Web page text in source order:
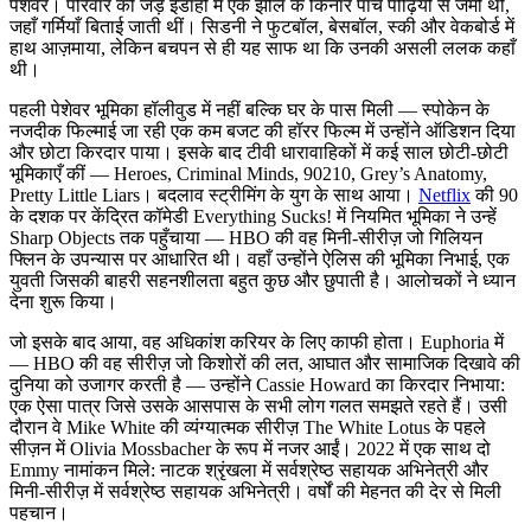
पेशेवर। परिवार की जड़ें इडाहो में एक झील के किनारे पाँच पीढ़ियों से जमी थीं,
जहाँ गर्मियाँ बिताई जाती थीं। सिडनी ने फुटबॉल, बेसबॉल, स्की और वेकबोर्ड में
हाथ आज़माया, लेकिन बचपन से ही यह साफ था कि उनकी असली ललक कहाँ
थी।
पहली पेशेवर भूमिका हॉलीवुड में नहीं बल्कि घर के पास मिली — स्पोकेन के
नजदीक फिल्माई जा रही एक कम बजट की हॉरर फिल्म में उन्होंने ऑडिशन दिया
और छोटा किरदार पाया। इसके बाद टीवी धारावाहिकों में कई साल छोटी-छोटी
भूमिकाएँ कीं — Heroes, Criminal Minds, 90210, Grey’s Anatomy,
Pretty Little Liars। बदलाव स्ट्रीमिंग के युग के साथ आया। Netflixकी 90
के दशक पर केंद्रित कॉमेडी Everything Sucks! में नियमित भूमिका ने उन्हें
Sharp Objects तक पहुँचाया — HBO की वह मिनी-सीरीज़ जो गिलियन
फ्लिन के उपन्यास पर आधारित थी। वहाँ उन्होंने ऐलिस की भूमिका निभाई, एक
युवती जिसकी बाहरी सहनशीलता बहुत कुछ और छुपाती है। आलोचकों ने ध्यान
देना शुरू किया।
जो इसके बाद आया, वह अधिकांश करियर के लिए काफी होता। Euphoria में
— HBO की वह सीरीज़ जो किशोरों की लत, आघात और सामाजिक दिखावे की
दुनिया को उजागर करती है — उन्होंने Cassie Howard का किरदार निभाया:
एक ऐसा पात्र जिसे उसके आसपास के सभी लोग गलत समझते रहते हैं। उसी
दौरान वे Mike White की व्यंग्यात्मक सीरीज़ The White Lotus के पहले
सीज़न में Olivia Mossbacher के रूप में नजर आईं। 2022 में एक साथ दो
Emmy नामांकन मिले: नाटक श्रृंखला में सर्वश्रेष्ठ सहायक अभिनेत्री और
मिनी-सीरीज़ में सर्वश्रेष्ठ सहायक अभिनेत्री। वर्षों की मेहनत की देर से मिली
पहचान।